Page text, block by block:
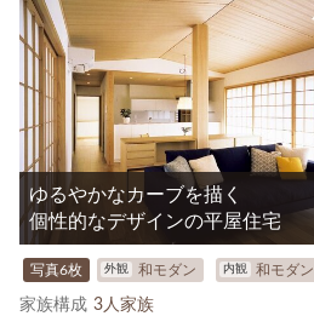
ゆるやかなカーブを描く
個性的なデザインの平屋住宅
写真6枚 外観 和モダン 内観 和モダン
家族構成 3人家族